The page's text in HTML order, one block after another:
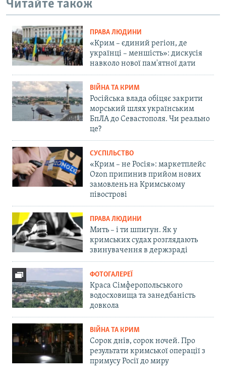
Читайте також
ПРАВА ЛЮДИНИ
«Крим – єдиний регіон, де
українці – меншість»: дискусія
навколо нової пам'ятної дати
ВІЙНА ТА КРИМ
Російська влада обіцяє закрити
морський шлях українським
БпЛА до Севастополя. Чи реально
це?
СУСПІЛЬСТВО
«Крим – не Росія»: маркетплейс
Ozon припинив прийом нових
замовлень на Кримському
півострові
ПРАВА ЛЮДИНИ
Мить – і ти шпигун. Як у
кримських судах розглядають
звинувачення в держзраді
ФОТОГАЛЕРЕЇ
Краса Сімферопольського
водосховища та занедбаність
довкола
ВІЙНА ТА КРИМ
Сорок днів, сорок ночей. Про
результати кримської операції з
примусу Росії до миру